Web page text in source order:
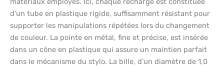
d’un tube en plastique rigide, suffisamment résistant pour
supporter les manipulations répétées lors du changement
de couleur. La pointe en métal, fine et précise, est insérée
dans un cône en plastique qui assure un maintien parfait
dans le mécanisme du stylo. La bille, d’un diamètre de 1,0